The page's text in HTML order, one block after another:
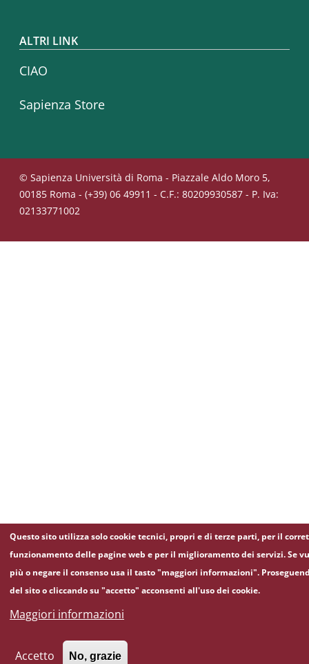
ALTRI LINK
CIAO
Sapienza Store
© Sapienza Università di Roma - Piazzale Aldo Moro 5,
00185 Roma - (+39) 06 49911 - C.F.: 80209930587 - P. Iva:
02133771002
Questo sito utilizza solo cookie tecnici, propri e di terze parti, per il
funzionamento delle pagine web e per il miglioramento dei servizi. Se
più o negare il consenso usa il tasto "maggiori informazioni".
del sito o cliccando su "accetto" acconsenti all'uso dei cookie.
Maggiori informazioni
Accetto No, grazie